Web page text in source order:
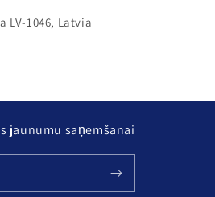
LV-1046, Latvia
jaunumu saņemšanai